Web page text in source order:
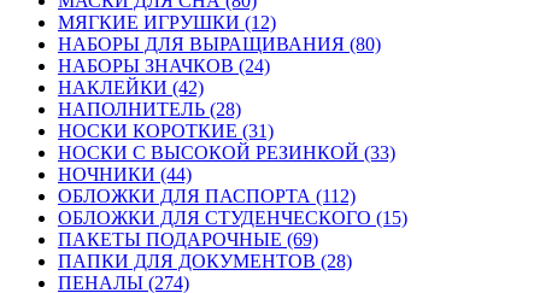
МЯГКИЕ ИГРУШКИ (12)
НАБОРЫ ДЛЯ ВЫРАЩИВАНИЯ (80)
НАБОРЫ ЗНАЧКОВ (24)
НАКЛЕЙКИ (42)
НАПОЛНИТЕЛЬ (28)
НОСКИ КОРОТКИЕ (31)
НОСКИ С ВЫСОКОЙ РЕЗИНКОЙ (33)
НОЧНИКИ (44)
ОБЛОЖКИ ДЛЯ ПАСПОРТА (112)
ОБЛОЖКИ ДЛЯ СТУДЕНЧЕСКОГО (15)
ПАКЕТЫ ПОДАРОЧНЫЕ (69)
ПАПКИ ДЛЯ ДОКУМЕНТОВ (28)
ПЕНАЛЫ (274)